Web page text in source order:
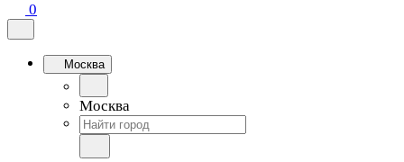
0
Москва
Москва